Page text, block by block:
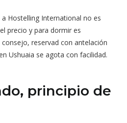
Hostelling International no es
precio y para dormir es
reservad con antelación
Ushuaia se agota con facilidad.
principio de